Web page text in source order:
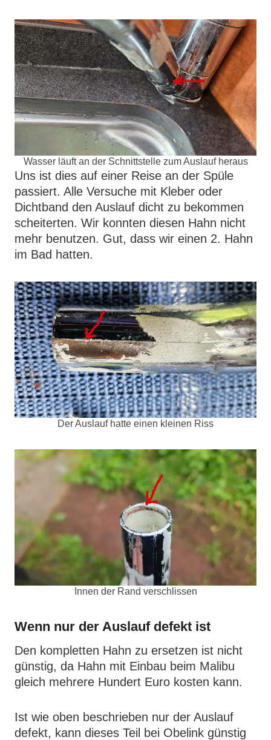
Wasser läuft an der Schnittstelle zum Auslauf heraus
Uns ist dies auf einer Reise an der Spüle
passiert. Alle Versuche mit Kleber oder
Dichtband den Auslauf dicht zu bekommen
scheiterten. Wir konnten diesen Hahn nicht
mehr benutzen. Gut, dass wir einen 2. Hahn
im Bad hatten.
Der Auslauf hatte einen kleinen Riss
Innen der Rand verschlissen
Wenn nur der Auslauf defekt ist
Den kompletten Hahn zu ersetzen ist nicht
günstig, da Hahn mit Einbau beim Malibu
gleich mehrere Hundert Euro kosten kann.
Ist wie oben beschrieben nur der Auslauf
defekt, kann dieses Teil bei Obelink günstig